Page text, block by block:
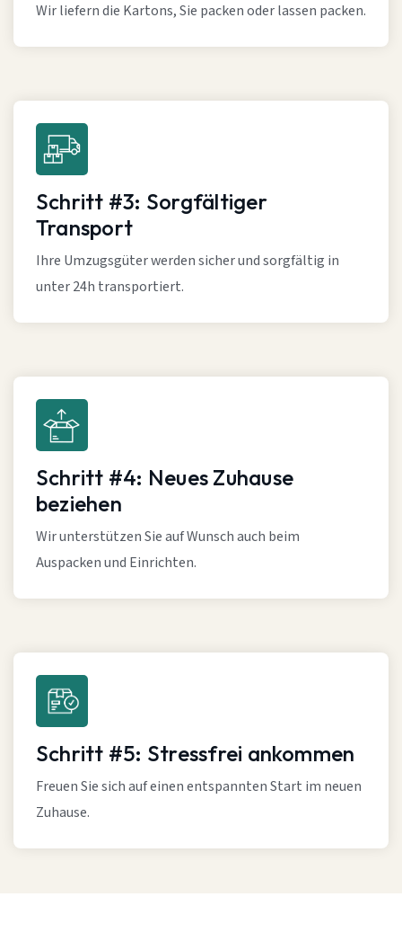
Wir liefern die Kartons, Sie packen oder lassen packen.
Schritt #3: Sorgfältiger
Transport
Ihre Umzugsgüter werden sicher und sorgfältig in
unter 24h transportiert.
Schritt #4: Neues Zuhause
beziehen
Wir unterstützen Sie auf Wunsch auch beim
Auspacken und Einrichten.
Schritt #5: Stressfrei ankommen
Freuen Sie sich auf einen entspannten Start im neuen
Zuhause.